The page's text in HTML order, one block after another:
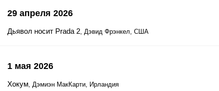
29 апреля 2026
Дьявол носит Prada 2, Дэвид Фрэнкел, США
1 мая 2026
Хокум, Дэмиэн МакКарти, Ирландия